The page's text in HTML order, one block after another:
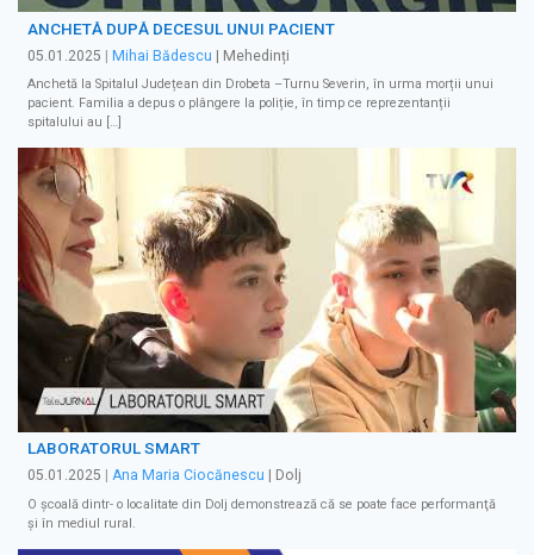
ANCHETĂ DUPĂ DECESUL UNUI PACIENT
05.01.2025 | Mihai Bădescu | Mehedinți
Anchetă la Spitalul Județean din Drobeta –Turnu Severin, în urma morții unui
pacient. Familia a depus o plângere la poliție, în timp ce reprezentanții
spitalului au […]
LABORATORUL SMART
05.01.2025 Ana Maria Ciocănescu | Dolj
O şcoală dintr- o localitate din Dolj demonstrează că se poate face performanţă
şi în mediul rural.